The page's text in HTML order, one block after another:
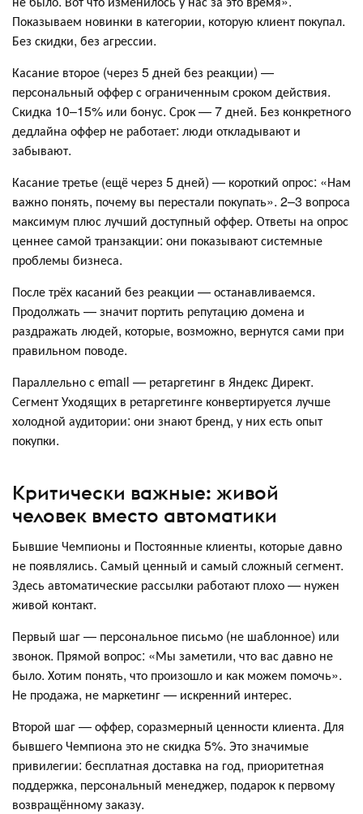
Показываем новинки в категории, которую клиент покупал.
Без скидки, без агрессии.
Касание второе (через 5 дней без реакции) —
персональный оффер с ограниченным сроком действия.
Скидка 10–15% или бонус. Срок — 7 дней. Без конкретного
дедлайна оффер не работает: люди откладывают и
забывают.
Касание третье (ещё через 5 дней) — короткий опрос: «Нам
важно понять, почему вы перестали покупать». 2–3 вопроса
максимум плюс лучший доступный оффер. Ответы на опрос
ценнее самой транзакции: они показывают системные
проблемы бизнеса.
После трёх касаний без реакции — останавливаемся.
Продолжать — значит портить репутацию домена и
раздражать людей, которые, возможно, вернутся сами при
правильном поводе.
Параллельно с email — ретаргетинг в Яндекс Директ.
Сегмент Уходящих в ретаргетинге конвертируется лучше
холодной аудитории: они знают бренд, у них есть опыт
покупки.
Критически важные: живой
человек вместо автоматики
Бывшие Чемпионы и Постоянные клиенты, которые давно
не появлялись. Самый ценный и самый сложный сегмент.
Здесь автоматические рассылки работают плохо — нужен
живой контакт.
Первый шаг — персональное письмо (не шаблонное) или
звонок. Прямой вопрос: «Мы заметили, что вас давно не
было. Хотим понять, что произошло и как можем помочь».
Не продажа, не маркетинг — искренний интерес.
Второй шаг — оффер, соразмерный ценности клиента. Для
бывшего Чемпиона это не скидка 5%. Это значимые
привилегии: бесплатная доставка на год, приоритетная
поддержка, персональный менеджер, подарок к первому
возвращённому заказу.